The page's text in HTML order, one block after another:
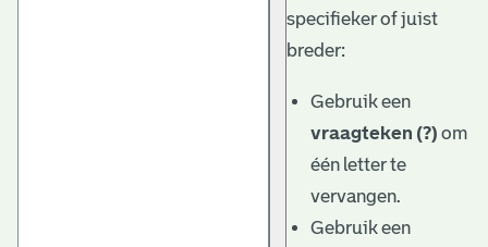
specifieker of juist
breder:
Gebruik een
vraagteken (?) om
één letter te
vervangen.
Gebruik een